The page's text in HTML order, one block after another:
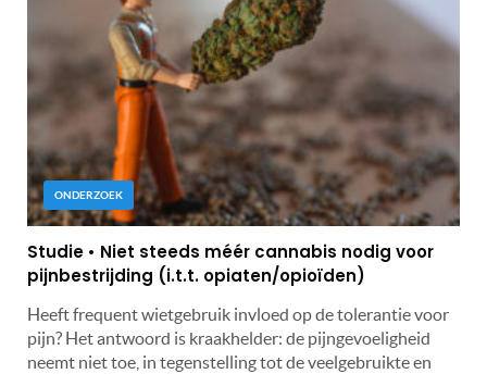
ONDERZOEK
Studie • Niet steeds méér cannabis nodig voor
pijnbestrijding (i.t.t. opiaten/opioïden)
Heeft frequent wietgebruik invloed op de tolerantie voor
pijn? Het antwoord is kraakhelder: de pijngevoeligheid
neemt niet toe, in tegenstelling tot de veelgebruikte en